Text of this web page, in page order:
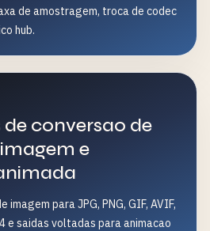
de amostragem, troca de codec
hub.
conversao de
e
imagem para JPG, PNG, GIF, AVIF,
e saidas voltadas para animacao